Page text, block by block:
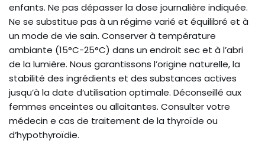
enfants. Ne pas dépasser la dose journalière indiquée.
Ne se substitue pas à un régime varié et équilibré et à
un mode de vie sain. Conserver à température
ambiante (15°C-25°C) dans un endroit sec et à l’abri
de la lumière. Nous garantissons l’origine naturelle, la
stabilité des ingrédients et des substances actives
jusqu’à la date d’utilisation optimale. Déconseillé aux
femmes enceintes ou allaitantes. Consulter votre
médecin e cas de traitement de la thyroïde ou
d’hypothyroïdie.